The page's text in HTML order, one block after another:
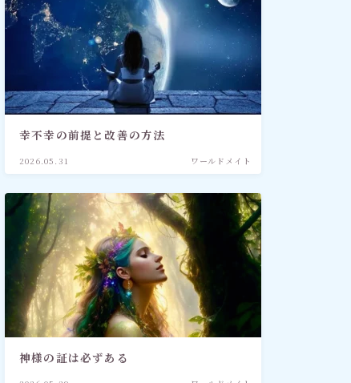
幸不幸の前提と改善の方法
2026.05.31 ワールドメイト
神様の証は必ずある